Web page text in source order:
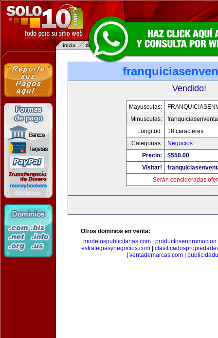
Vendido!
Mayusculas:
Minusculas:
Longitud:
18 caracteres
Categorias:
Negocios
Precio:
$550.00
Visitar!
Serán consideradas
Otros dominios en venta:
modelospublicitarias.com
estrategiasynegocios.com|
ventademarcas.com